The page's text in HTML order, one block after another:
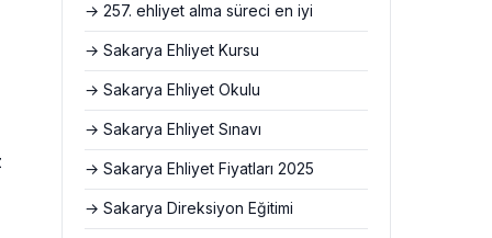
→ 257. ehliyet alma süreci en iyi
→ Sakarya Ehliyet Kursu
→ Sakarya Ehliyet Okulu
→ Sakarya Ehliyet Sınavı
→ Sakarya Ehliyet Fiyatları 2025
→ Sakarya Direksiyon Eğitimi